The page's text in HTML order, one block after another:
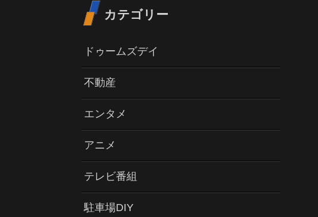
カテゴリー
ドゥームズデイ
不動産
エンタメ
アニメ
テレビ番組
駐車場DIY